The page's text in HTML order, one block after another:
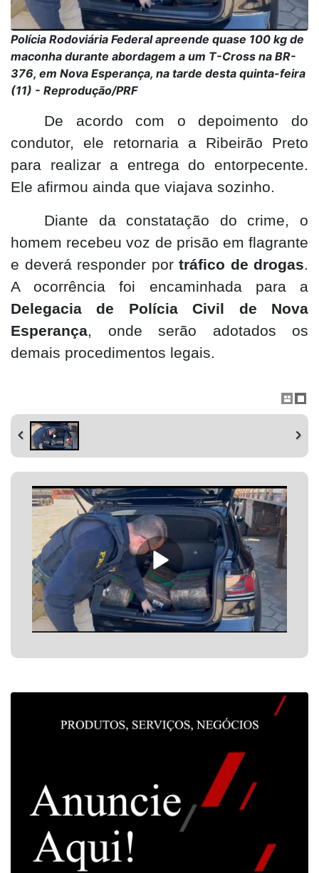
Polícia Rodoviária Federal apreende quase 100 kg de
maconha durante abordagem a um T-Cross na BR-
376, em Nova Esperança, na tarde desta quinta-feira
(11) - Reprodução/PRF
De acordo com o depoimento do
condutor, ele retornaria a Ribeirão Preto
para realizar a entrega do entorpecente.
Ele afirmou ainda que viajava sozinho.
Diante da constatação do crime, o
homem recebeu voz de prisão em flagrante
e deverá responder por tráfico de drogas.
A ocorrência foi encaminhada para a
Delegacia de Polícia Civil de Nova
Esperança, onde serão adotados os
demais procedimentos legais.